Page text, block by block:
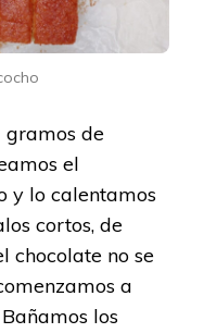
gramos de
el
y lo calentamos
cortos, de
chocolate no se
a
los